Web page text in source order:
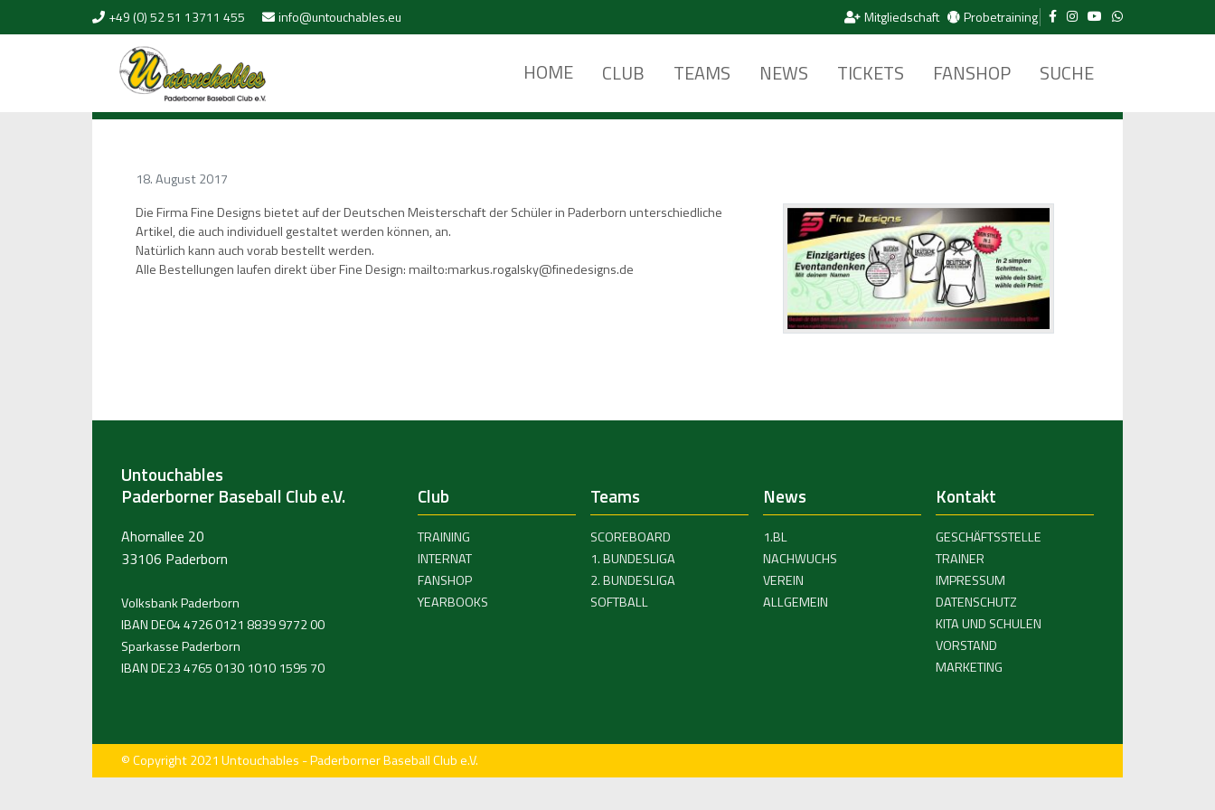
+49 (0) 52 51 13711 455 info@untouchables.eu Mitgliedschaft Probetraining
HOME CLUB TEAMS NEWS TICKETS FANSHOP SUCHE
18. August 2017
Die Firma Fine Designs bietet auf der Deutschen Meisterschaft der Schüler in Paderborn unterschiedliche
Artikel, die auch individuell gestaltet werden können, an.
Natürlich kann auch vorab bestellt werden.
Alle Bestellungen laufen direkt über Fine Design: mailto:markus.rogalsky@finedesigns.de
Untouchables
Paderborner Baseball Club e.V.
Ahornallee 20
33106 Paderborn
Volksbank Paderborn
IBAN DE04 4726 0121 8839 9772 00
Sparkasse Paderborn
IBAN DE23 4765 0130 1010 1595 70
Club
TRAINING
INTERNAT
FANSHOP
YEARBOOKS
Teams
SCOREBOARD
1. BUNDESLIGA
2. BUNDESLIGA
SOFTBALL
News
1.BL
NACHWUCHS
VEREIN
ALLGEMEIN
Kontakt
GESCHÄFTSSTELLE
TRAINER
IMPRESSUM
DATENSCHUTZ
KITA UND SCHULEN
VORSTAND
MARKETING
© Copyright 2021 Untouchables - Paderborner Baseball Club e.V.